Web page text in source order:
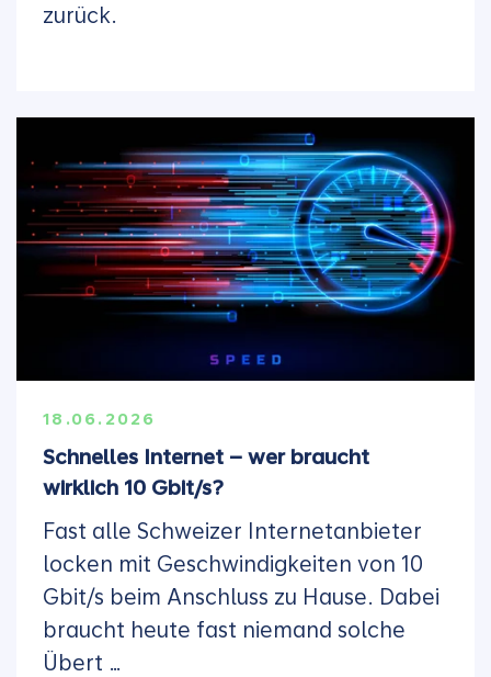
zurück.
18.06.2026
Schnelles Internet – wer braucht
wirklich 10 Gbit/s?
Fast alle Schweizer Internetanbieter
locken mit Geschwindigkeiten von 10
Gbit/s beim Anschluss zu Hause. Dabei
braucht heute fast niemand solche
Übert …